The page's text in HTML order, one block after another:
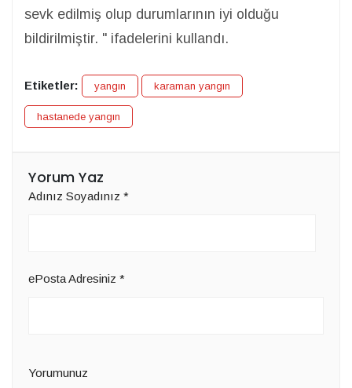
sevk edilmiş olup durumlarının iyi olduğu
bildirilmiştir. " ifadelerini kullandı.
Etiketler: yangın karaman yangın
hastanede yangın
Yorum Yaz
Adınız Soyadınız *
ePosta Adresiniz *
Yorumunuz